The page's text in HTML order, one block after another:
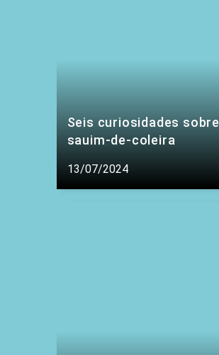
Seis curiosidades
sauim-de-coleira
13/07/2024